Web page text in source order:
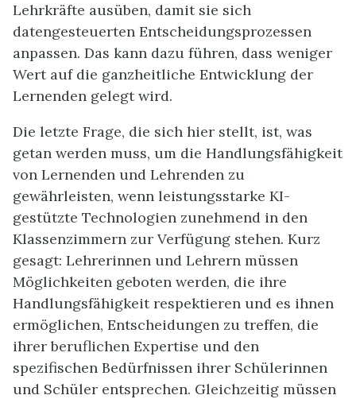
Lehrkräfte ausüben, damit sie sich
datengesteuerten Entscheidungsprozessen
anpassen. Das kann dazu führen, dass weniger
Wert auf die ganzheitliche Entwicklung der
Lernenden gelegt wird.
Die letzte Frage, die sich hier stellt, ist, was
getan werden muss, um die Handlungsfähigkeit
von Lernenden und Lehrenden zu
gewährleisten, wenn leistungsstarke KI-
gestützte Technologien zunehmend in den
Klassenzimmern zur Verfügung stehen. Kurz
gesagt: Lehrerinnen und Lehrern müssen
Möglichkeiten geboten werden, die ihre
Handlungsfähigkeit respektieren und es ihnen
ermöglichen, Entscheidungen zu treffen, die
ihrer beruflichen Expertise und den
spezifischen Bedürfnissen ihrer Schülerinnen
und Schüler entsprechen. Gleichzeitig müssen